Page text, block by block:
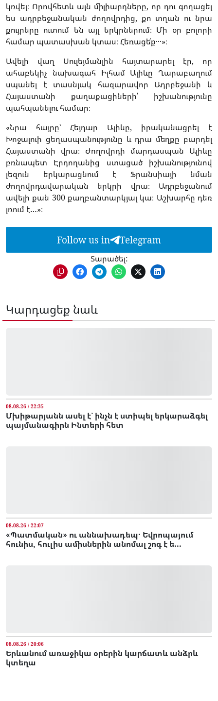
կռվել։ Որովհետև այն միլիարդները, որ դու գողացել
ես ադրբեջանական ժողովրդից, քո տղան ու նրա
քույրերը ուտում են այլ երկրներում։ Մի օր բոլորի
համար պատասխան կտաս։ Հեռացե՛ք․․․»։
Ավելի վաղ Սուլեյմանլին հայտարարել էր, որ
ահաբեկիչ նախագահ Իլհամ Ալիևը Ղարաբաղում
սպանել է տասնյակ հազարավոր Ադրբեջանի և
Հայաստանի քաղաքացիների՝ իշխանությունը
պահպանելու համար։
«Նրա հայրը՝ Հեյդար Ալիևը, իրականացրել է
Խոջալուի ցեղասպանությունը և դրա մեղքը բարդել
Հայաստանի վրա։ Ժողովրդի մարդասպան Ալիևը
բռնապետ Էրդողանից ստացած իշխանությունով
լեզուն երկարացնում է Ֆրանսիայի նման
ժողովրդավարական երկրի վրա։ Ադրբեջանում
ավելի քան 300 քաղբանտարկյալ կա։ Աշխարհը դեռ
լռում է…»։
Follow us in Telegram
Տարածել:
Կարդացեք նաև
08.08.26 / 22:35
Մխիթարյանն ասել է՝ ինչն է ստիպել երկարաձգել
պայմանագիրն Ինտերի հետ
08.08.26 / 22:07
«Պատմական» ու աննախադեպ․ Եվրոպայում
հունիս, հուլիս ամիսներին անոմալ շոգ է ե...
08.08.26 / 20:06
Երևանում առաջիկա օրերին կարճատև անձրև
կտեղա